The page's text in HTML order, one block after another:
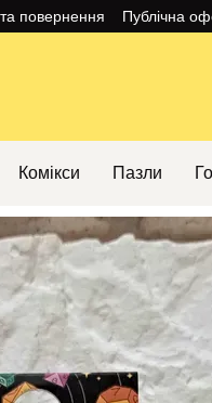
повернення Публічна
Комікси Пазли